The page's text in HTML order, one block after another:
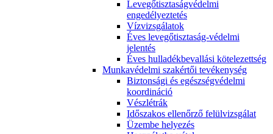
Levegőtisztaságvédelmi
engedélyeztetés
Vízvizsgálatok
Éves levegőtisztaság-védelmi
jelentés
Éves hulladékbevallási kötelezettség
Munkavédelmi szakértői tevékenység
Biztonsági és egészségvédelmi
koordináció
Vészlétrák
Időszakos ellenőrző felülvizsgálat
Üzembe helyezés